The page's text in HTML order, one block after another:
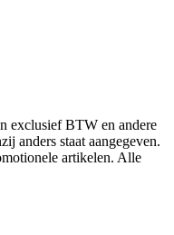
exclusief BTW en andere
anders staat aangegeven.
artikelen. Alle